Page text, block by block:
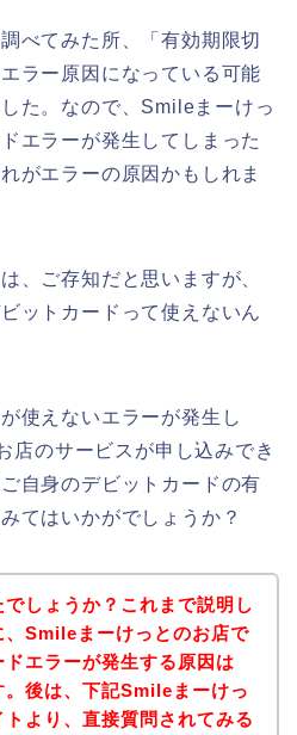
べてみた所、「有効期限切
ラー原因になっている可能
た。なので、Smileまーけっ
エラーが発生してしまった
がエラーの原因かもしれま
、ご存知だと思いますが、
ットカードって使えないん
使えないエラーが発生し
店のサービスが申し込みでき
自身のデビットカードの有
てはいかがでしょうか？
でしょうか？これまで説明し
、Smileまーけっとのお店で
エラーが発生する原因は
。後は、下記Smileまーけっ
トより、直接質問されてみる